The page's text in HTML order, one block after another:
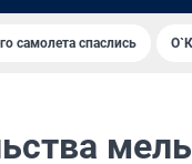
самолета спаслись